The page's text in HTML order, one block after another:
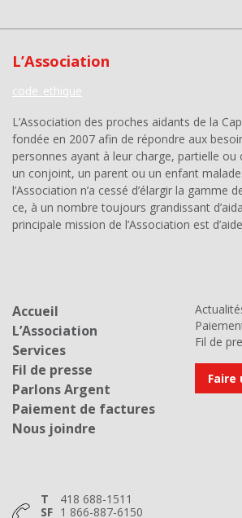
L’Association
code_ethique
L’Association des proches aidants de la
fondée en 2007 afin de répondre aux
personnes ayant à leur charge, partielle ou
un conjoint, un parent ou un enfant
l’Association n’a cessé d’élargir la gamme
ce, à un nombre toujours grandissant
principale mission de l’Association est
Accueil
L’Association
Services
Fil de presse
Parlons Argent
Paiement de factures
Nous joindre
Fil de
Faire
T
418 688-1511
SF 1 866-887-6150